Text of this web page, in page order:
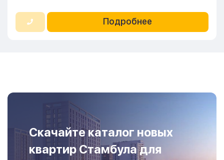
Подробнее
Скачайте каталог новых
квартир Стамбула для